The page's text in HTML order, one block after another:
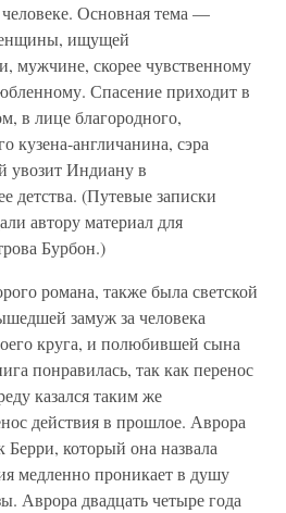
Основная тема —
ищущей
мужчине, скорее чувственному
Спасение приходит в
в лице благородного,
кузена-англичанина, сэра
увозит Индиану в
детства. (Путевые записки
автору материал для
Бурбон.)
романа, также была светской
замуж за человека
круга, и полюбившей сына
понравилась, так как перенос
казался таким же
действия в прошлое. Аврора
который она назвала
медленно проникает в душу
Аврора двадцать четыре года